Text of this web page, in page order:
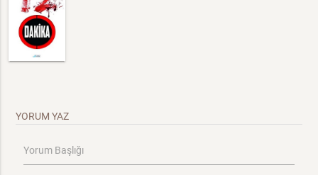
YORUM YAZ
Yorum Başlığı